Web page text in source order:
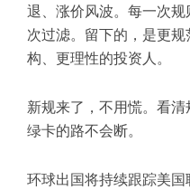
退、涨价风波。每一次
次过滤。留下的，是更
构、更理性的投资人。
新规来了，不用慌。看清
绿卡的路不会断。
环球出国将持续跟踪美国